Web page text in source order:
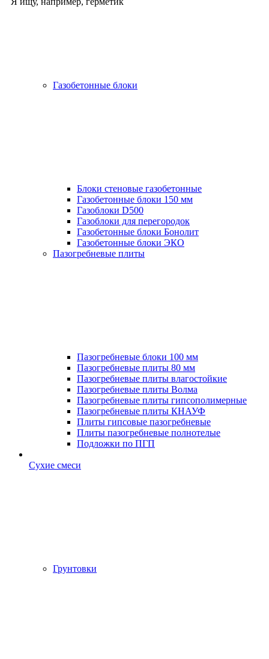
Газобетонные блоки
Блоки стеновые газобетонные
Газобетонные блоки 150 мм
Газоблоки D500
Газоблоки для перегородок
Газобетонные блоки Бонолит
Газобетонные блоки ЭКО
Пазогребневые плиты
Пазогребневые блоки 100 мм
Пазогребневые плиты 80 мм
Пазогребневые плиты влагостойкие
Пазогребневые плиты Волма
Пазогребневые плиты гипсополимерные
Пазогребневые плиты КНАУФ
Плиты гипсовые пазогребневые
Плиты пазогребневые полнотелые
Подложки по ПГП
Сухие смеси
Грунтовки